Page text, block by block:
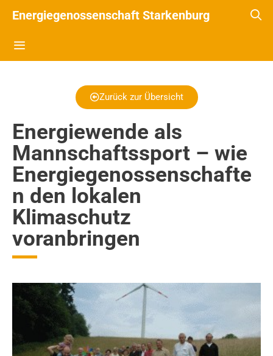
Energiegenossenschaft Starkenburg
Zurück zur Übersicht
Energiewende als
Mannschaftssport – wie
Energiegenossenschafte
n den lokalen
Klimaschutz
voranbringen